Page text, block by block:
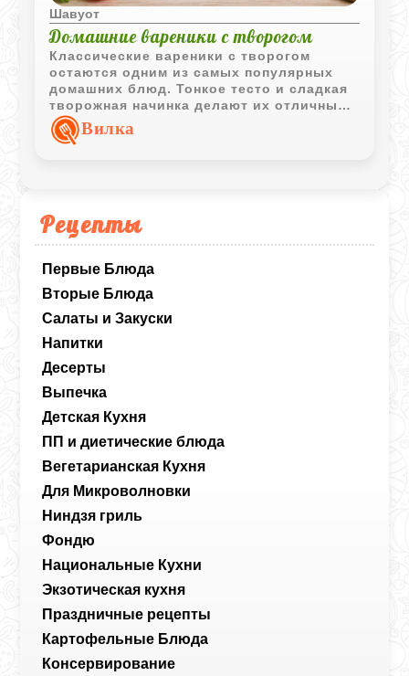
Рецепты
Первые Блюда
Вторые Блюда
Салаты и Закуски
Напитки
Десерты
Выпечка
Детская Кухня
ПП и диетические блюда
Вегетарианская Кухня
Для Микроволновки
Ниндзя гриль
Фондю
Национальные Кухни
Экзотическая кухня
Праздничные рецепты
Картофельные Блюда
Консервирование
Шавуот
Домашние вареники с творогом
Классические вареники с творогом
остаются одним из самых популярных
домашних блюд. Тонкое тесто и сладкая
творожная начинка делают их отличным
вариантом для завтрака, обеда или
уютного семейного ужина.
Вилка